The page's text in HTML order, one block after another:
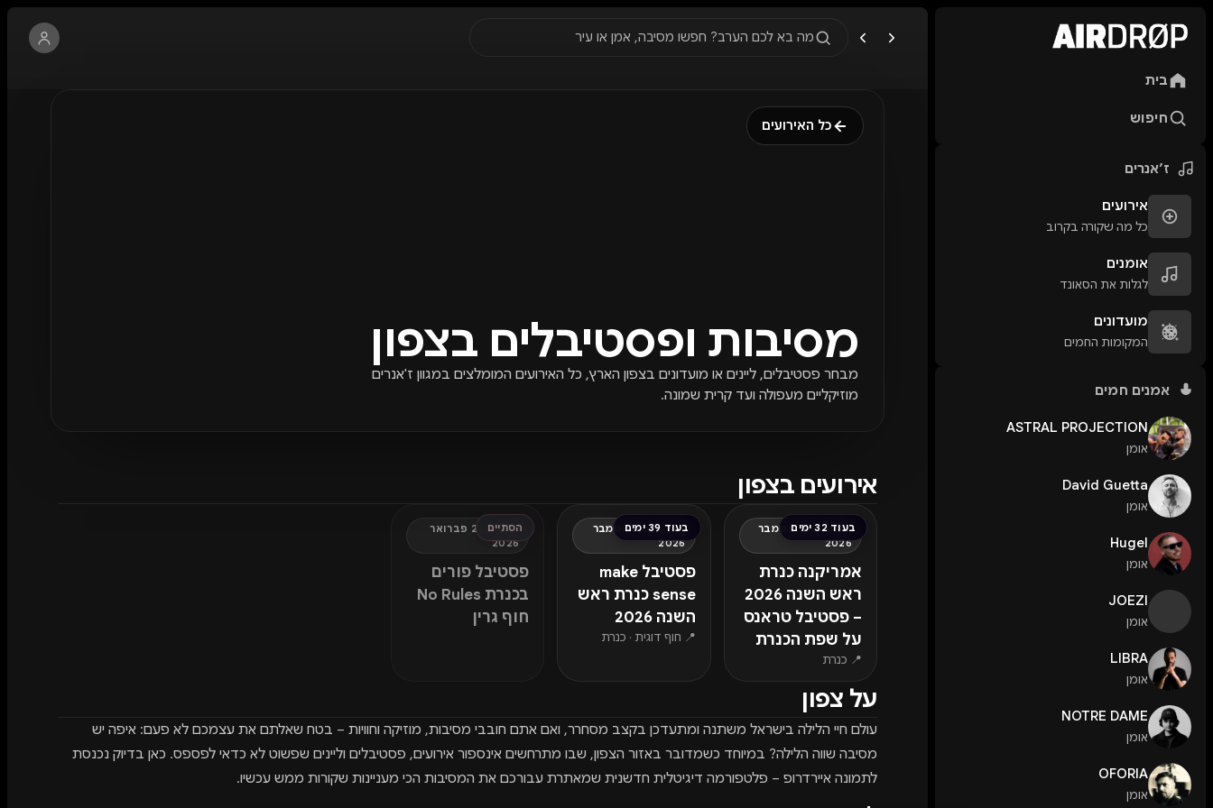
בית
חיפוש
ז׳אנרים
אירועים
כל מה שקורה בקרוב
אומנים
לגלות את הסאונד
מועדונים
המקומות החמים
אמנים חמים
ASTRAL PROJECTION
אומן
David Guetta
אומן
Hugel
אומן
JOEZI
אומן
LIBRA
אומן
NOTRE DAME
אומן
OFORIA
אומן
מה בא לכם הערב? חפשו מסיבה, אמן או עיר
כל האירועים
מסיבות ופסטיבלים בצפון
מבחר פסטיבלים, ליינים או מועדונים בצפון הארץ, כל האירועים המומלצים במגוון ז'אנרים
מוזיקליים מעפולה ועד קרית שמונה.
אירועים בצפון
בעוד 32 ימים
חמישי, 10 ספטמבר
2026
אמריקנה כנרת
ראש השנה 2026
– פסטיבל טראנס
על שפת הכנרת
📍 כנרת
בעוד 39 ימים
חמישי, 17 ספטמבר
2026
פסטיבל make
sense כנרת ראש
השנה 2026
📍 חוף דוגית · כנרת
הסתיים
חמישי, 26 פברואר
2026
פסטיבל פורים
בכנרת No Rules
חוף גרין
על צפון
עולם חיי הלילה בישראל משתנה ומתעדכן בקצב מסחרר, ואם אתם חובבי מסיבות, מוזיקה וחוויות – בטח שאלתם את עצמכם לא פעם: איפה יש
מסיבה שווה הלילה? במיוחד כשמדובר באזור הצפון, שבו מתרחשים אינספור אירועים, פסטיבלים וליינים שפשוט לא כדאי לפספס. כאן בדיוק נכנסת
לתמונה איירדרופ – פלטפורמה דיגיטלית חדשנית שמאתרת עבורכם את המסיבות הכי מעניינות שקורות ממש עכשיו.
פסטיבלים
טיפ: אפשר להקליד שם אומן, עיר, תאריך או שם חג.